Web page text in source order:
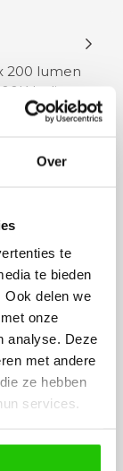
Over
te
te bieden
Ook delen we
onze
analyse. Deze
met andere
ze hebben
services.
200 lumen
Indirect
bestellen,
verliep vlot en
naar wens.
is zeer mooi
sfeer, het is ook